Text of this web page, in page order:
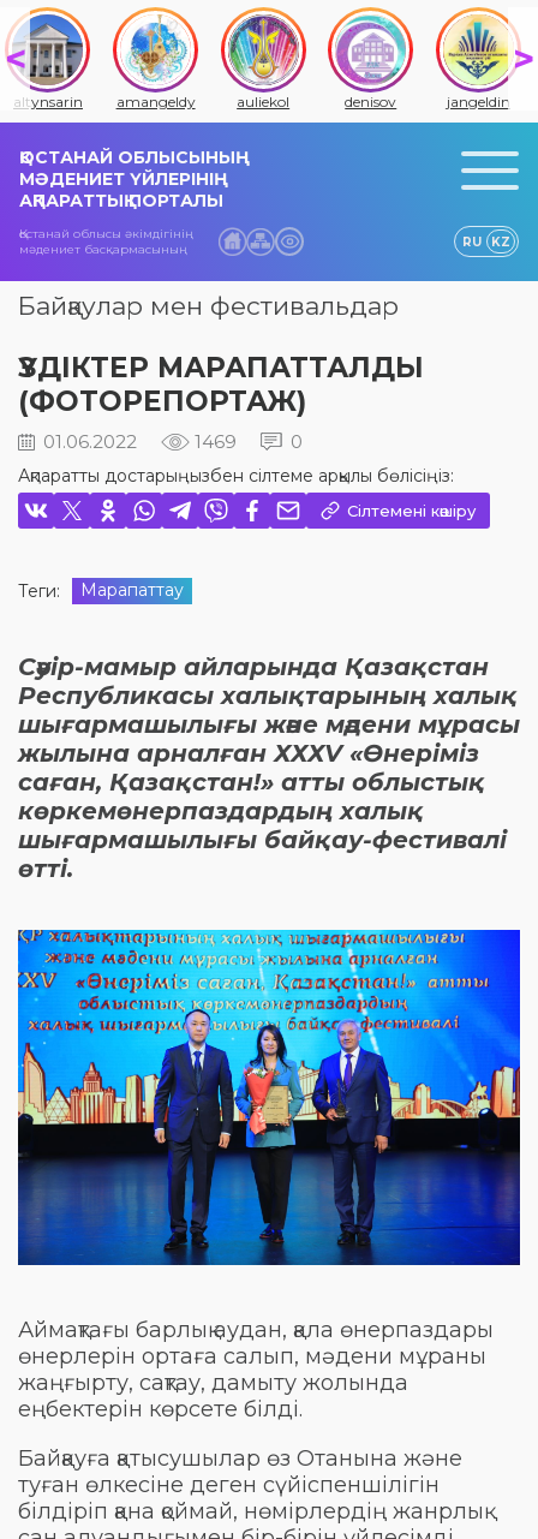
amangeldy auliekol denisov jangeldin jitiqara
ҚОСТАНАЙ ОБЛЫСЫНЫҢ
МӘДЕНИЕТ ҮЙЛЕРІНІҢ
АҚПАРАТТЫҚ ПОРТАЛЫ
Қостанай облысы әкімдігінің
мәдениет басқармасының
RU KZ
Байқаулар мен фестивальдар
ҮЗДІКТЕР МАРАПАТТАЛДЫ
(ФОТОРЕПОРТАЖ)
01.06.2022 1469 0
Ақпаратты достарыңызбен сілтеме арқылы бөлісіңіз:
Сілтемені көшіру
Теги: Марапаттау
Сәуір-мамыр айларында Қазақстан
Республикасы халықтарының халық
шығармашылығы және мәдени мұрасы
жылына арналған ХХХV «Өнеріміз
саған, Қазақстан!» атты облыстық
көркемөнерпаздардың халық
шығармашылығы байқау-фестивалі
өтті.
Аймақтағы барлық аудан, қала өнерпаздары
өнерлерін ортаға салып, мәдени мұраны
жаңғырту, сақтау, дамыту жолында
еңбектерін көрсете білді.
Байқауға қатысушылар өз Отанына және
туған өлкесіне деген сүйіспеншілігін
білдіріп қана қоймай, нөмірлердің жанрлық